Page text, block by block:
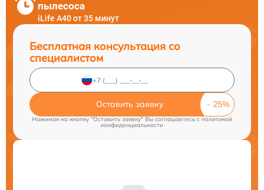
пылесоса
iLife A40 от 35 минут
Бесплатная консультация со
специалистом
Оставить заявку
Нажимая на кнопку "Оставить заявку" Вы соглашаетесь c политикой
конфиденциальности